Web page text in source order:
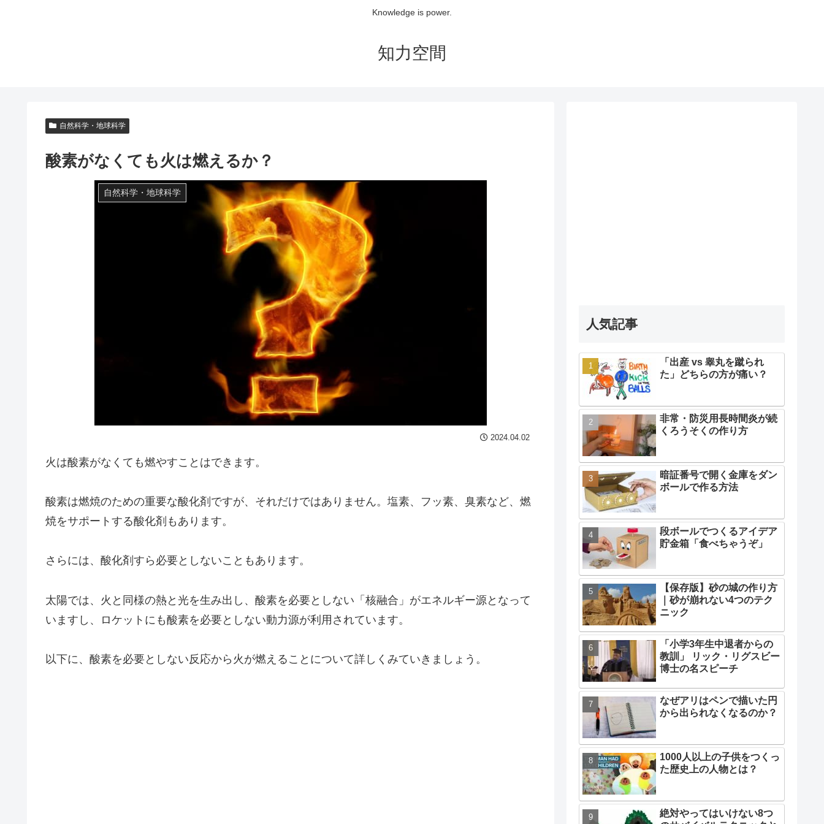
Knowledge is power.
知力空間
自然科学・地球科学
酸素がなくても火は燃えるか？
自然科学・地球科学
2024.04.02
火は酸素がなくても燃やすことはできます。
酸素は燃焼のための重要な酸化剤ですが、それだけではありません。塩素、フッ素、臭素など、燃
焼をサポートする酸化剤もあります。
さらには、酸化剤すら必要としないこともあります。
太陽では、火と同様の熱と光を生み出し、酸素を必要としない「核融合」がエネルギー源となって
いますし、ロケットにも酸素を必要としない動力源が利用されています。
以下に、酸素を必要としない反応から火が燃えることについて詳しくみていきましょう。
人気記事
「出産 vs 睾丸を蹴られ
た」どちらの方が痛い？
非常・防災用長時間炎が続
くろうそくの作り方
暗証番号で開く金庫をダン
ボールで作る方法
段ボールでつくるアイデア
貯金箱「食べちゃうぞ」
【保存版】砂の城の作り方
｜砂が崩れない4つのテク
ニック
「小学3年生中退者からの
教訓」 リック・リグスビー
博士の名スピーチ
なぜアリはペンで描いた円
から出られなくなるのか？
1000人以上の子供をつくっ
た歴史上の人物とは？
絶対やってはいけない8つ